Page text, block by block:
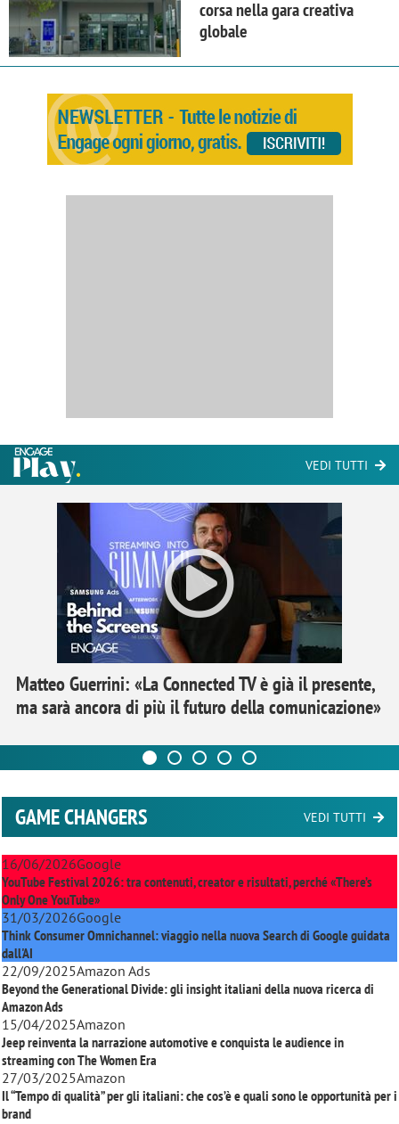
corsa nella gara creativa
globale
VEDI TUTTI
Matteo Guerrini: «La Connected TV è già il presente,
ma sarà ancora di più il futuro della comunicazione»
GAME CHANGERS VEDI TUTTI
16/06/2026Google
YouTube Festival 2026: tra contenuti, creator e risultati, perché «There’s
Only One YouTube»
31/03/2026Google
Think Consumer Omnichannel: viaggio nella nuova Search di Google guidata
dall'AI
22/09/2025Amazon Ads
Beyond the Generational Divide: gli insight italiani della nuova ricerca di
Amazon Ads
15/04/2025Amazon
Jeep reinventa la narrazione automotive e conquista le audience in
streaming conThe Women Era
27/03/2025Amazon
Il “Tempo di qualità” per gli italiani: che cos’è e quali sono le opportunità per i
brand